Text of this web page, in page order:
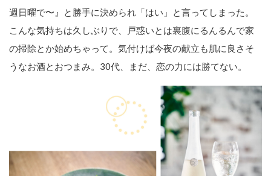
週日曜で〜』と勝手に決められ「はい」と言ってしまった。
こんな気持ちは久しぶりで、戸惑いとは裏腹にるんるんで家
の掃除とか始めちゃって。気付けば今夜の献立も肌に良さそ
うなお酒とおつまみ。30代、まだ、恋の力には勝てない。